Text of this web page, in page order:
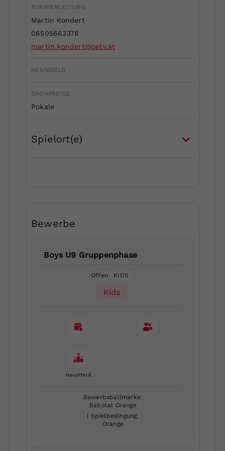
TURNIERLEITUNG
Martin Kondert
06505663378
martin.kondert@oetv.at
NENNGELD
SACHPREISE
Pokale
Spielort(e)
Bewerbe
Boys U9 Gruppenphase
Offen KIDS
Kids
Hauptfeld
Bewerbsballmarke:
Babolat Orange
| Spielbedingung:
Orange
Zweck
Dieser Wert speichert Ihre Consent-
Einstellungen. Unter anderem eine
zufällig generierte ID, für die
historische Speicherung Ihrer